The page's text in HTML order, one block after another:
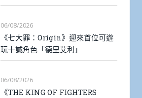
06/08/2026
《七大罪：Origin》迎來首位可遊
玩十誡角色「德里艾利」
06/08/2026
《THE KING OF FIGHTERS